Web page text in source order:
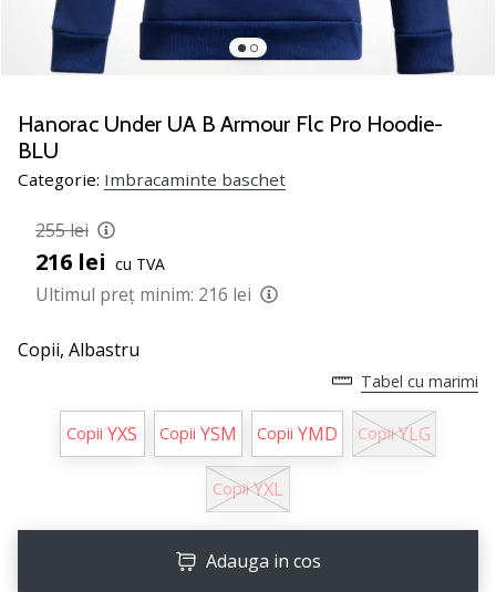
baschet
un
fan
al
baschetului
și
noi?
Alătură-
ca
brandului.
Afiseaza
Hanorac Under UA B Armour Flc Pro Hoodie-
BLU
Categorie: Imbracaminte baschet
255 lei
216 lei cu TVA
Ultimul preț minim: 216 lei
Copii, Albastru
Tabel cu marimi
Copii YXS Copii YSM Copii YMD Copii YLG
Copii YXL
Adauga in cos